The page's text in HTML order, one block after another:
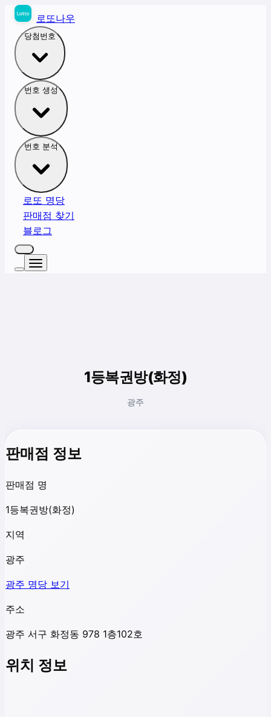
로또나우
당첨번호
번호 생성
번호 분석
로또 명당
판매점 찾기
블로그
1등복권방(화정)
광주
판매점 정보
판매점 명
1등복권방(화정)
지역
광주
광주 명당 보기
주소
광주 서구 화정동 978 1층102호
위치 정보